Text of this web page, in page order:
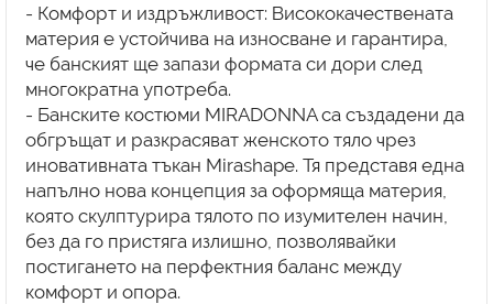
- Комфорт и издръжливост: Висококачествената
материя е устойчива на износване и гарантира,
че банският ще запази формата си дори след
многократна употреба.
- Банските костюми MIRADONNA са създадени да
обгръщат и разкрасяват женското тяло чрез
иновативната тъкан Mirashape. Тя представя една
напълно нова концепция за оформяща материя,
която скулптурира тялото по изумителен начин,
без да го пристяга излишно, позволявайки
постигането на перфектния баланс между
комфорт и опора.